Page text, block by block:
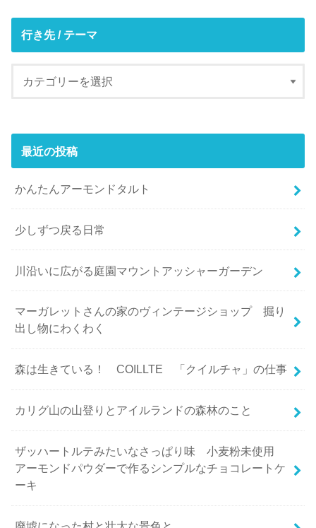
行き先 / テーマ
最近の投稿
かんたんアーモンドタルト
少しずつ戻る日常
川沿いに広がる庭園マウントアッシャーガーデン
マーガレットさんの家のヴィンテージショップ 掘り
出し物にわくわく
森は生きている！ COILLTE 「クイルチャ」の仕事
カリグ山の山登りとアイルランドの森林のこと
ザッハートルテみたいなさっぱり味 小麦粉未使用
アーモンドパウダーで作るシンプルなチョコレートケ
ーキ